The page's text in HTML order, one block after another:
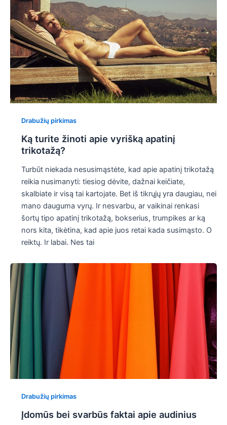
Drabužių pirkimas
Ką turite žinoti apie vyrišką apatinį
trikotažą?
Turbūt niekada nesusimąstėte, kad apie apatinį trikotažą
reikia nusimanyti: tiesiog dėvite, dažnai keičiate,
skalbiate ir visą tai kartojate. Bet iš tikrųjų yra daugiau, nei
mano dauguma vyrų. Ir nesvarbu, ar vaikinai renkasi
šortų tipo apatinį trikotažą, bokserius, trumpikes ar ką
nors kita, tikėtina, kad apie juos retai kada susimąsto. O
reiktų. Ir labai. Nes tai
Drabužių pirkimas
Įdomūs bei svarbūs faktai apie audinius